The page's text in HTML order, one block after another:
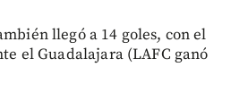
llegó a 14 goles, con el
el Guadalajara (LAFC ganó